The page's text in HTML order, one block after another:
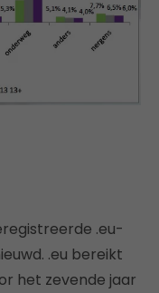
.eu-
.eu bereikt
het zevende jaar